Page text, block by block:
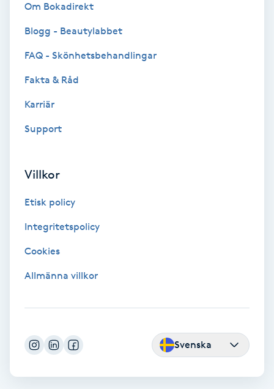
Extensions
Face framing
Faceliftmassage
Fibromassage
Om Bokadirekt
Blogg - Beautylabbet
FAQ - Skönhetsbehandlingar
Fakta & Råd
Karriär
Support
Villkor
Etisk policy
Integritetspolicy
Cookies
Allmänna villkor
Svenska